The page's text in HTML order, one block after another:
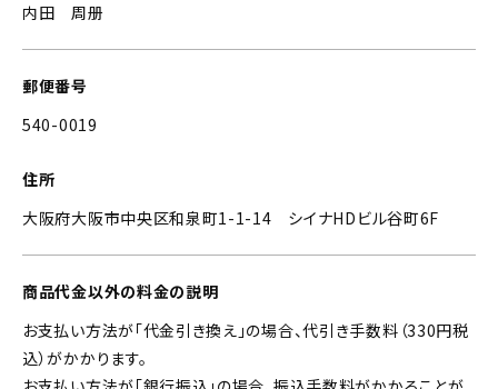
内田 周册
郵便番号
540-0019
住所
大阪府大阪市中央区和泉町1-1-14 シイナHDビル谷町6F
商品代金以外の料金の説明
お支払い方法が「代金引き換え」の場合、代引き手数料（330円税
込）がかかります。